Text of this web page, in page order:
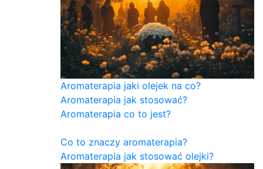
Aromaterapia jaki olejek na co?
Aromaterapia jak stosować?
Aromaterapia co to jest?
Co to znaczy aromaterapia?
Aromaterapia jak stosować olejki?